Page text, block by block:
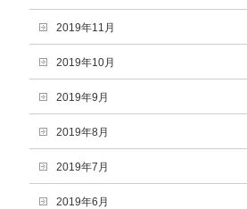
2019年11月
2019年10月
2019年9月
2019年8月
2019年7月
2019年6月